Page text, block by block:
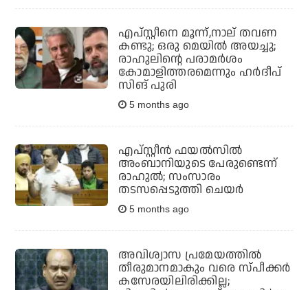
എപ്സ്റ്റീനെ മൂന്ന്,നാല് തവണ
കണ്ടു; ഒരു മെയില്‍ അയച്ചു;
രാഹുലിന്റെ പരാമര്‍ശം
കോമാളിത്തരമെന്നും ഹര്‍ദീപ്
സിങ് പുരി
5 months ago
എപ്‌സ്റ്റീന്‍ ഫയല്‍സില്‍
അംബാനിയുടെ പേരുണ്ടെന്ന്
രാഹുല്‍; സംസാരം
തടസപ്പെടുത്തി ചെയര്‍
5 months ago
അവിശ്വാസ പ്രമേയത്തില്‍
തീരുമാനമാകും വരെ സ്പീക്കര്‍
കസേരയിലിരിക്കില്ല;